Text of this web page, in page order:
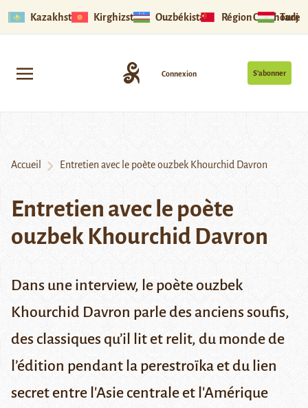
Kazakhstan Kirghizstan Ouzbékistan Région Ouïghoure
S’abonner
Connexion
Accueil Entretien avec le poète ouzbek Khourchid Davron
Entretien avec le poète
ouzbek Khourchid Davron
Dans une interview, le poète ouzbek
Khourchid Davron parle des anciens soufis,
des classiques qu’il lit et relit, du monde de
l’édition pendant la perestroïka et du lien
secret entre l'Asie centrale et l'Amérique